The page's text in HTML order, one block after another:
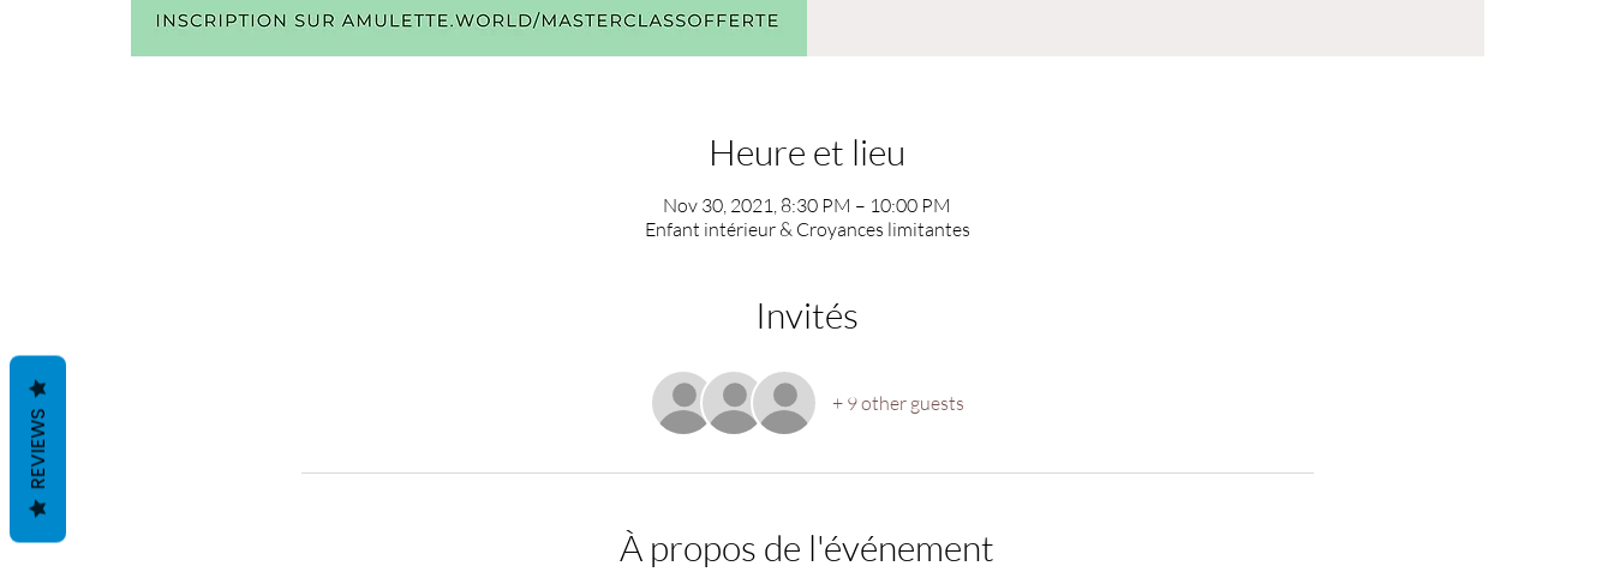
Heure et lieu
Nov 30, 2021, 8:30 PM – 10:00 PM
Enfant intérieur & Croyances limitantes
Invités
+ 9 other guests
À propos de l'événement
REVIEWS